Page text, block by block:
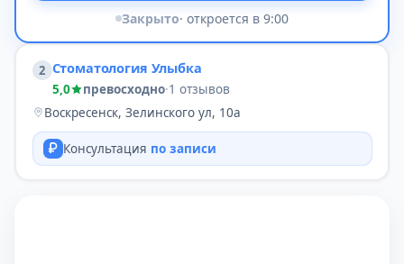
Закрыто· откроется в 9:00
2 Стоматология Улыбка
5,0 превосходно·1 отзывов
Воскресенск, Зелинского ул, 10а
Консультация по записи